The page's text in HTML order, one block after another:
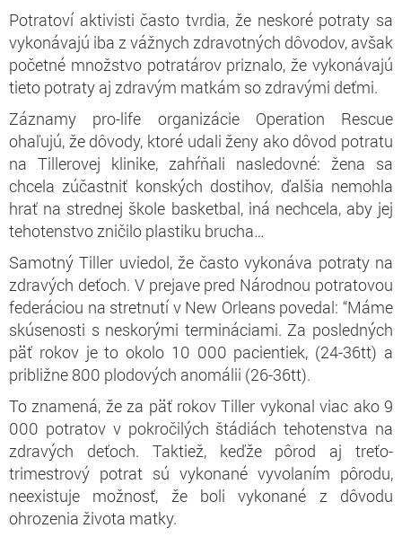
Potratoví aktivisti často tvrdia, že neskoré potraty sa
vykonávajú iba z vážnych zdravotných dôvodov, avšak
početné množstvo potratárov priznalo, že vykonávajú
tieto potraty aj zdravým matkám so zdravými deťmi.
Záznamy pro-life organizácie Operation Rescue
ohaľujú, že dôvody, ktoré udali ženy ako dôvod potratu
na Tillerovej klinike, zahŕňali nasledovné: žena sa
chcela zúčastniť konských dostihov, ďalšia nemohla
hrať na strednej škole basketbal, iná nechcela, aby jej
tehotenstvo zničilo plastiku brucha…
Samotný Tiller uviedol, že často vykonáva potraty na
zdravých deťoch. V prejave pred Národnou potratovou
federáciou na stretnutí v New Orleans povedal: “Máme
skúsenosti s neskorými termináciami. Za posledných
päť rokov je to okolo 10 000 pacientiek, (24-36tt) a
približne 800 plodových anomálii (26-36tt).
To znamená, že za päť rokov Tiller vykonal viac ako 9
000 potratov v pokročilých štádiách tehotenstva na
zdravých deťoch. Taktiež, keďže pôrod aj treťo-
trimestrový potrat sú vykonané vyvolaním pôrodu,
neexistuje možnosť, že boli vykonané z dôvodu
ohrozenia života matky.